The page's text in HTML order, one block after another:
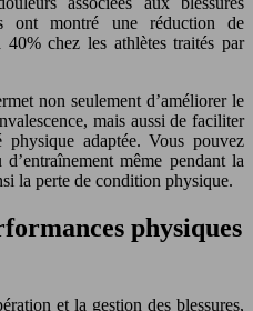
ont montré une réduction de
chez les athlètes traités par
non seulement d’améliorer le
mais aussi de faciliter
adaptée. Vous pouvez
même pendant la
la perte de condition physique.
physiques
et la gestion des blessures,